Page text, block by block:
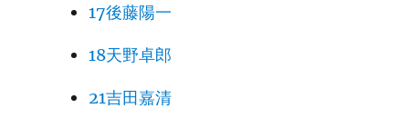
17後藤陽一
18天野卓郎
21吉田嘉清